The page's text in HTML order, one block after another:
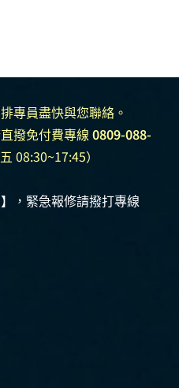
專員盡快與您聯絡。
撥免付費專線 0809-088-
08:30~17:45）
，緊急報修請撥打專線